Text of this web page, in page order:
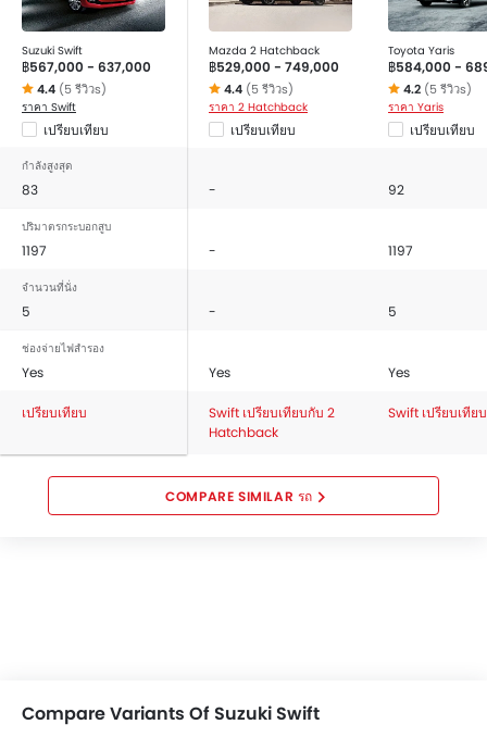
Suzuki Swift
฿567,000 - 637,000
4.4 (5 รีวิวs)
ราคา Swift
เปรียบเทียบ
Mazda 2 Hatchback
฿529,000 - 749,000
4.4 (5 รีวิวs)
ราคา 2 Hatchback
เปรียบเทียบ
Toyota Yaris
฿584,000 -
4.2 (5 รีวิวs)
ราคา Yaris
เปรียบเทียบ
กำลังสูงสุด
83 - 92
ปริมาตรกระบอกสูบ
1197 - 1197
จำนวนที่นั่ง
5 - 5
ช่องจ่ายไฟสำรอง
Yes Yes Yes
เปรียบเทียบ
Swift เปรียบเทียบกับ 2
Hatchback
Swift เปรียบเทีย
COMPARE SIMILAR รถ
Compare Variants Of Suzuki Swift